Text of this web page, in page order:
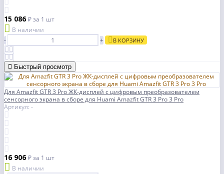
15 086₽за 1 шт
В наличии
-
+ В КОРЗИНУ
Быстрый просмотр
Для Amazfit GTR 3 Pro ЖК-дисплей с цифровым преобразователем
сенсорного экрана в сборе для Huami Amazfit GTR 3 Pro 3 Pro
Артикул: -
16 906₽за 1 шт
В наличии